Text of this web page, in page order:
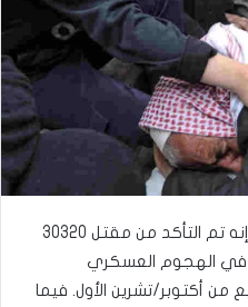
قالت وزارة الصحة في غزة السبت إنه تم التأكد من مقتل 30320
وإصابة أكثر من 71 ألف في الهجوم العسكري
من أكتوبر/تشرين الأول. فيما